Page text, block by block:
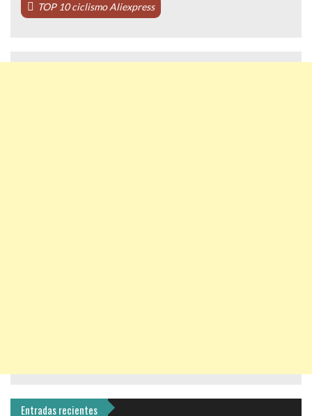
TOP 10 ciclismo Aliexpress
Entradas recientes